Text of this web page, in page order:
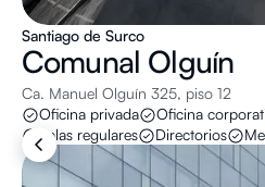
Santiago de Surco
Comunal Olguín
Ca. Manuel Olguín 325, piso 12
Oficina privada
Oficina
Salas regulares
Directorios